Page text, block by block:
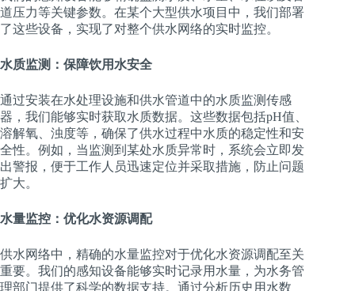
道压力等关键参数。在某个大型供水项目中，我们部署
了这些设备，实现了对整个供水网络的实时监控。
水质监测：保障饮用水安全
通过安装在水处理设施和供水管道中的水质监测传感
器，我们能够实时获取水质数据。这些数据包括pH值、
溶解氧、浊度等，确保了供水过程中水质的稳定性和安
全性。例如，当监测到某处水质异常时，系统会立即发
出警报，便于工作人员迅速定位并采取措施，防止问题
扩大。
水量监控：优化水资源调配
供水网络中，精确的水量监控对于优化水资源调配至关
重要。我们的感知设备能够实时记录用水量，为水务管
理部门提供了科学的数据支持。通过分析历史用水数